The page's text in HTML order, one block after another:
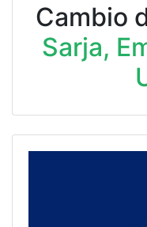
Cambio
Sarja,